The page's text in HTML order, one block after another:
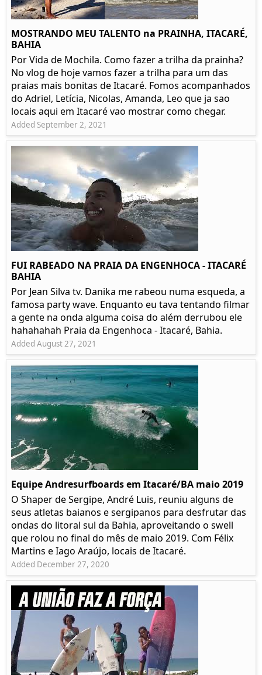
MOSTRANDO MEU TALENTO na PRAINHA, ITACARÉ,
BAHIA
Por Vida de Mochila. Como fazer a trilha da prainha?
No vlog de hoje vamos fazer a trilha para um das
praias mais bonitas de Itacaré. Fomos acompanhados
do Adriel, Letícia, Nicolas, Amanda, Leo que ja sao
locais aqui em Itacaré vao mostrar como chegar.
Added September 2, 2021
FUI RABEADO NA PRAIA DA ENGENHOCA - ITACARÉ
BAHIA
Por Jean Silva tv. Danika me rabeou numa esqueda, a
famosa party wave. Enquanto eu tava tentando filmar
a gente na onda alguma coisa do além derrubou ele
hahahahah Praia da Engenhoca - Itacaré, Bahia.
Added August 27, 2021
Equipe Andresurfboards em Itacaré/BA maio 2019
O Shaper de Sergipe, André Luis, reuniu alguns de
seus atletas baianos e sergipanos para desfrutar das
ondas do litoral sul da Bahia, aproveitando o swell
que rolou no final do mês de maio 2019. Com Félix
Martins e Iago Araújo, locais de Itacaré.
Added December 27, 2020